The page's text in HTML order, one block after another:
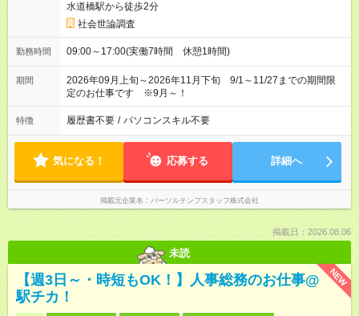
水道橋駅から徒歩2分
社会世論調査
勤務時間 09:00～17:00(実働7時間 休憩1時間)
期間
2026年09月上旬～2026年11月下旬 9/1～11/27までの期間限
定のお仕事です ※9月～！
特徴 履歴書不要 / パソコンスキル不要
気になる！ 応募する 詳細へ
掲載元企業名 パーソルテンプスタッフ株式会社
掲載日：2026.08.06
未読
NEW
【週3日～・時短もOK！】人事総務のお仕事@
駅チカ！